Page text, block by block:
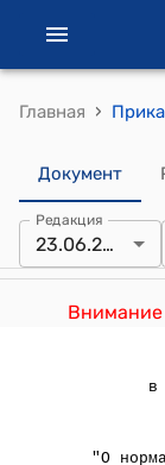
Главная ›
Документ
Редакция
23.06.2004
Внимание